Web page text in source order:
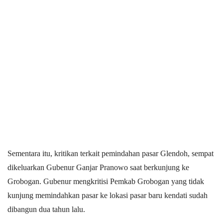
Sementara itu, kritikan terkait pemindahan pasar Glendoh, sempat
dikeluarkan Gubenur Ganjar Pranowo saat berkunjung ke
Grobogan. Gubenur mengkritisi Pemkab Grobogan yang tidak
kunjung memindahkan pasar ke lokasi pasar baru kendati sudah
dibangun dua tahun lalu.